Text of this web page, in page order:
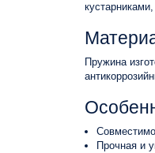
Пружина
Прочная и